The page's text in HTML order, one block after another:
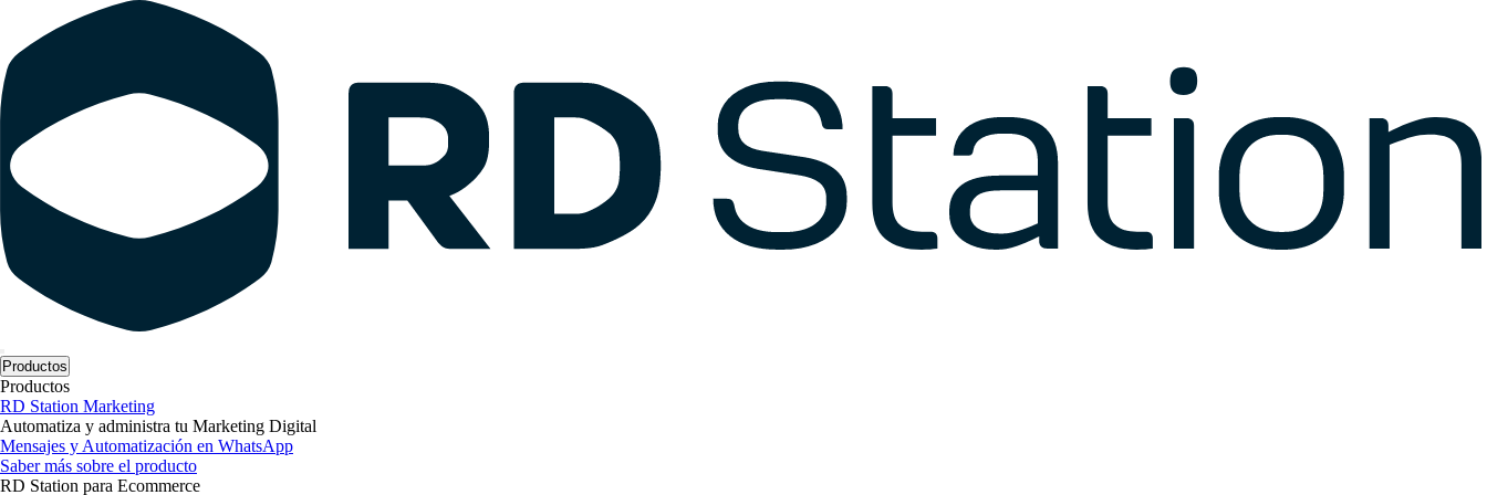
Productos
Productos
RD Station Marketing
Automatiza y administra tu Marketing Digital
Mensajes y Automatización en WhatsApp
Saber más sobre el producto
RD Station para Ecommerce